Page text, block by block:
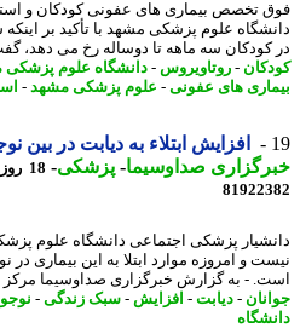
تخصص بیماری های عفونی کودکان و استاد
علوم پزشکی مشهد با تأکید بر اینکه
سه ماهه تا دوساله رخ می دهد، گفت:
-روتاویروس -دانشگاه علوم پزشکی
های عفونی-علوم پزشکی مشهد-اسهال
افزایش ابتلاء به دیابت در بین
صداوسیما-پزشکی-18 روز پیش - سه شنبه 30 تیر 1405، 18:45
پزشکی اجتماعی دانشگاه علوم پزشکی
و امروزه موارد ابتلا به این بیماری در
- به گزارش خبرگزاری صداوسیما مرکز یزد ،
-دیابت-افزایش -سبک زندگی-نوجوانان